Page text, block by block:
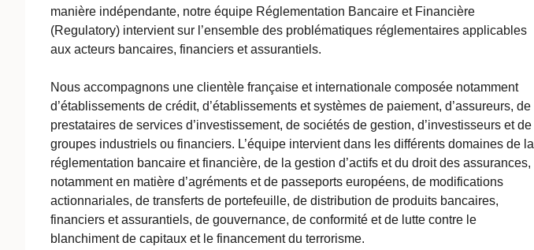
manière indépendante, notre équipe Réglementation Bancaire et Financière
(Regulatory) intervient sur l’ensemble des problématiques réglementaires applicables
aux acteurs bancaires, financiers et assurantiels.
Nous accompagnons une clientèle française et internationale composée notamment
d’établissements de crédit, d’établissements et systèmes de paiement, d’assureurs, de
prestataires de services d’investissement, de sociétés de gestion, d’investisseurs et de
groupes industriels ou financiers. L’équipe intervient dans les différents domaines de la
réglementation bancaire et financière, de la gestion d’actifs et du droit des assurances,
notamment en matière d’agréments et de passeports européens, de modifications
actionnariales, de transferts de portefeuille, de distribution de produits bancaires,
financiers et assurantiels, de gouvernance, de conformité et de lutte contre le
blanchiment de capitaux et le financement du terrorisme.